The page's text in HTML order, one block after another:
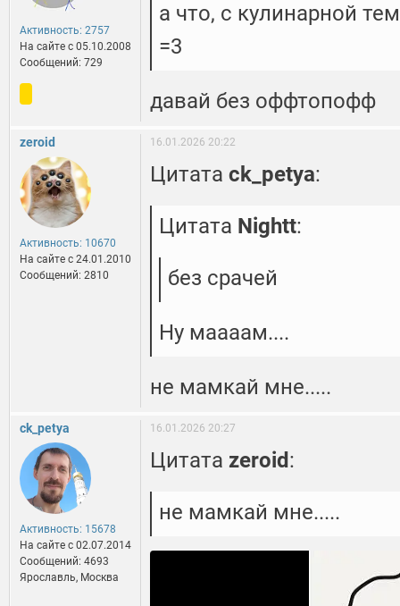
Активность: 2757
На сайте c 05.10.2008
Сообщений: 729
а что, с кулинарной
=3
давай без оффтопофф
zeroid
Активность: 10670
На сайте c 24.01.2010
Сообщений: 2810
16.01.2026 20:22
Цитата ck_petya:
Цитата Nightt:
без срачей
Ну маааам....
не мамкай мне.....
ck_petya
Активность: 15678
На сайте c 02.07.2014
Сообщений: 4693
Ярославль, Москва
16.01.2026 20:27
Цитата zeroid :
не мамкай мне.....